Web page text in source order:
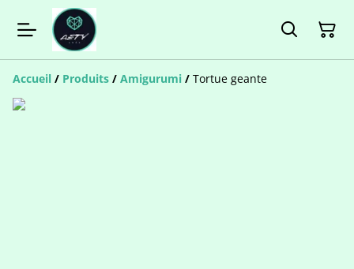
Accueil / Produits / Amigurumi / Tortue geante